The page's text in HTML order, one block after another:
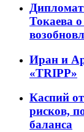
Токаева
Иран и
«TRIPP»
Каспий
рисков,
баланса